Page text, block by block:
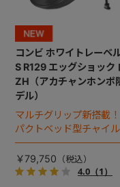
コンビ ホワイトレーベ
S R129 エッグショック
ZH（アカチャンホンポ
デル）
マルチグリップ新搭載
パクトベッド型チャイ
ート（2026年モデル）
￥79,750
4.0（1）